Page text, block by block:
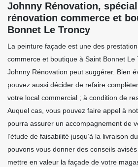
Johnny Rénovation,
rénovation commerce et
Bonnet Le Troncy
La peinture façade est une des
commerce et boutique à Saint Bonnet Le
Johnny Rénovation peut suggérer. Bien
pouvez aussi décider de refaire
votre local commercial ; à condition de
Auquel cas, vous pouvez faire appel à
pourra assurer un accompagnement de
l’étude de faisabilité jusqu’à la livraison
pouvons vous donner des conseils
mettre en valeur la façade de votre